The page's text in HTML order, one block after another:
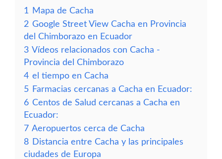
1
Mapa de Cacha
2 Google Street View Cacha en Provincia
del Chimborazo en Ecuador
3 Vídeos relacionados con Cacha -
Provincia del Chimborazo
4 el tiempo en Cacha
5 Farmacias cercanas a Cacha en Ecuador:
6 Centos de Salud cercanas a Cacha en
Ecuador:
7 Aeropuertos cerca de Cacha
8 Distancia entre Cacha y las principales
ciudades de Europa